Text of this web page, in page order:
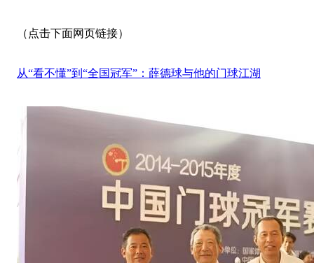
（点击下面网页链接）
从“看不懂”到“全国冠军”：薛德球与他的门球江湖